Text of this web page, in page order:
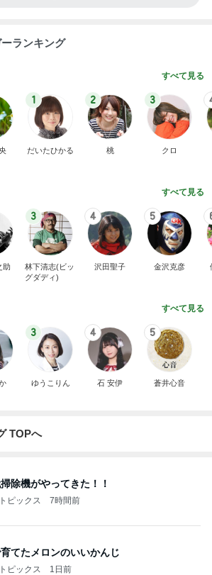
ランキング
すべて見る
1
だいたひかる
2
桃
3
クロ
すべて見る
助
3
林下清志(ビッ
グダディ)
4
沢田聖子
5
金沢克彦
すべて見る
3
ゆうこりん
4
石 安伊
5
蒼井心音
TOPへ
除機がやってきた！！
ピックス 7時間前
てたメロンのいいかんじ
ピックス 1日前